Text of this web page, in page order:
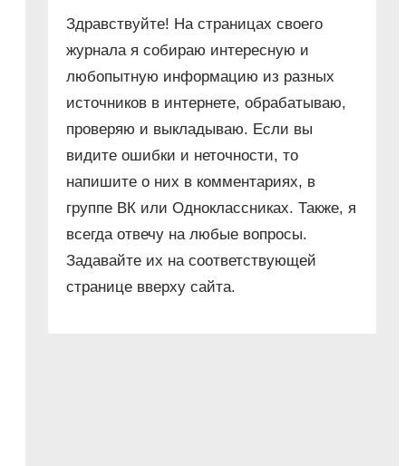
Здравствуйте! На страницах своего
журнала я собираю интересную и
любопытную информацию из разных
источников в интернете, обрабатываю,
проверяю и выкладываю. Если вы
видите ошибки и неточности, то
напишите о них в комментариях, в
группе ВК или Одноклассниках. Также, я
всегда отвечу на любые вопросы.
Задавайте их на соответствующей
странице вверху сайта.